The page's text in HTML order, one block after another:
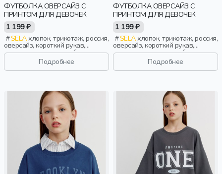
ФУТБОЛКА ОВЕРСАЙЗ С
ПРИНТОМ ДЛЯ ДЕВОЧЕК
1 199 ₽
SELAхлопок, трикотаж, россия,
оверсайз, короткий рукав,
прямые, короткие, свободные,
принт, вырез, круглый вырез,
спорт, девочки, дети
Подробнее
ФУТБОЛКА ОВЕРСАЙЗ С
ПРИНТОМ ДЛЯ ДЕВОЧЕК
1 199 ₽
SELAхлопок, трикотаж, россия,
оверсайз, короткий рукав,
прямые, короткие, свободные,
принт, вырез, круглый вырез,
спорт, девочки, дети
Подробнее